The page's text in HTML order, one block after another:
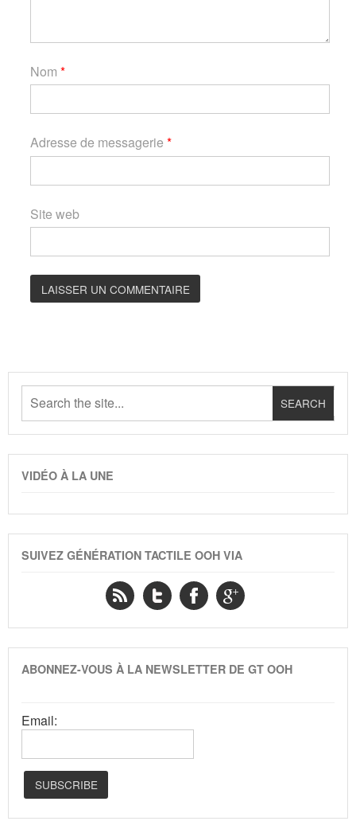
Nom *
Adresse de messagerie *
Site web
VIDÉO À LA UNE
SUIVEZ GÉNÉRATION TACTILE OOH VIA
ABONNEZ-VOUS À LA NEWSLETTER DE GT OOH
Email: